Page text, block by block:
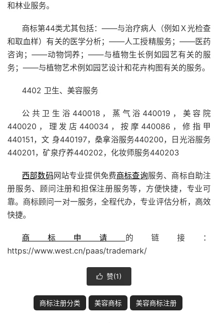
和林业服务。
商标第44类尤其包括：——与治疗病人（例如Ｘ光检查
和取血样）有关的医学分析；——人工授精服务；——医药
咨询；——动物饲养；——与植物生长例如园艺有关的服
务；——与植物艺术例如园艺设计和花卉构图有关的服务。
4402 卫生、美容服务
公共卫生浴440018，蒸气浴440019，美容院
440020，理发店440034，按摩440086，修指甲
440151，文 身440197，桑拿浴服务440200，日光浴服务
440201，矿泉疗养440202，化妆师服务440203
西部数码网站专业提供免费商标查询服务、商标自助注
册服务、顾问注册和担保注册服务等，方便快捷，专业可
靠。商标顾问一对一服务，全程代办，专业评估分析，高效
快捷。
商标申请 的链接：
https://www.west.cn/paas/trademark/
 赞(1)
商标注册分类 美容商标 美容商标注册